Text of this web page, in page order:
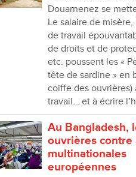
Douarnenez se
Le salaire de
de travail
de droits et de
etc. poussent les «
tête de sardine » en
coiffe des ouvrières)
travail… et à écrire
Au Bangladesh,
ouvrières contre
multinationales
européennes